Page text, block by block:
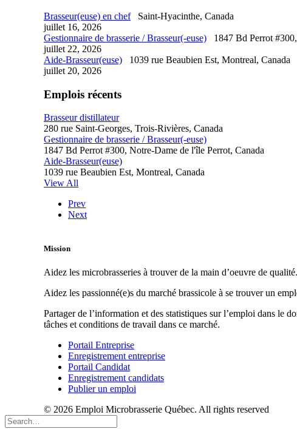
Brasseur(euse) en chef
Saint-Hyacinthe, Canada
juillet 16, 2026
Gestionnaire de brasserie / Brasseur(-euse)
1847 Bd Perrot
juillet 22, 2026
Aide-Brasseur(euse)
1039 rue Beaubien Est, Montreal, Canada
juillet 20, 2026
Emplois récents
Brasseur distillateur
280 rue Saint-Georges, Trois-Rivières, Canada
Gestionnaire de brasserie / Brasseur(-euse)
1847 Bd Perrot #300, Notre-Dame de l'île Perrot, Canada
Aide-Brasseur(euse)
1039 rue Beaubien Est, Montreal, Canada
View All
Prev
Next
Mission
Aidez les microbrasseries à trouver de la main d’oeuvre de qualité.
Aidez les passionné(e)s du marché brassicole à se trouver un
Partager de l’information et des statistiques sur l’emploi dans le
tâches et conditions de travail dans ce marché.
Portail Entreprise
Enregistrement entreprise
Portail Candidat
Enregistrement candidats
Publier un emploi
© 2026 Emploi Microbrasserie Québec. All rights reserved